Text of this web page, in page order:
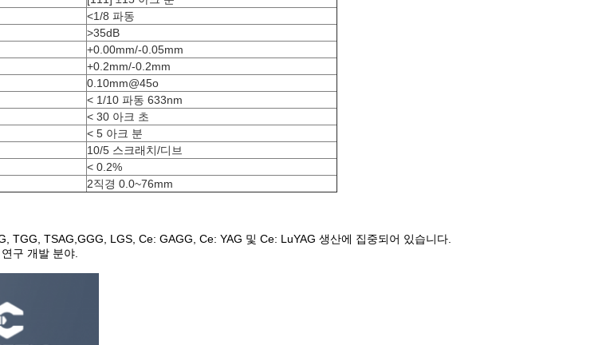
<1/8 파동
>35dB
+0.00mm/-0.05mm
+0.2mm/-0.2mm
0.10mm@45o
< 1/10 파동 633nm
< 30 아크 초
< 5 아크 분
10/5 스크래치/디브
< 0.2%
2직경 0.0~76mm
TSAG,GGG, LGS, Ce: GAGG, Ce: YAG 및 Ce: LuYAG 생산에 집중되어 있습니다.
구 개발 분야.